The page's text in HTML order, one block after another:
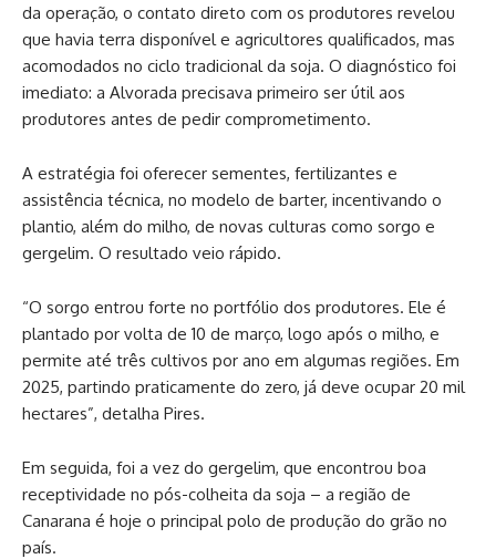
da operação, o contato direto com os produtores revelou
que havia terra disponível e agricultores qualificados, mas
acomodados no ciclo tradicional da soja. O diagnóstico foi
imediato: a Alvorada precisava primeiro ser útil aos
produtores antes de pedir comprometimento.
A estratégia foi oferecer sementes, fertilizantes e
assistência técnica, no modelo de barter, incentivando o
plantio, além do milho, de novas culturas como sorgo e
gergelim. O resultado veio rápido.
“O sorgo entrou forte no portfólio dos produtores. Ele é
plantado por volta de 10 de março, logo após o milho, e
permite até três cultivos por ano em algumas regiões. Em
2025, partindo praticamente do zero, já deve ocupar 20 mil
hectares”, detalha Pires.
Em seguida, foi a vez do gergelim, que encontrou boa
receptividade no pós-colheita da soja – a região de
Canarana é hoje o principal polo de produção do grão no
país.